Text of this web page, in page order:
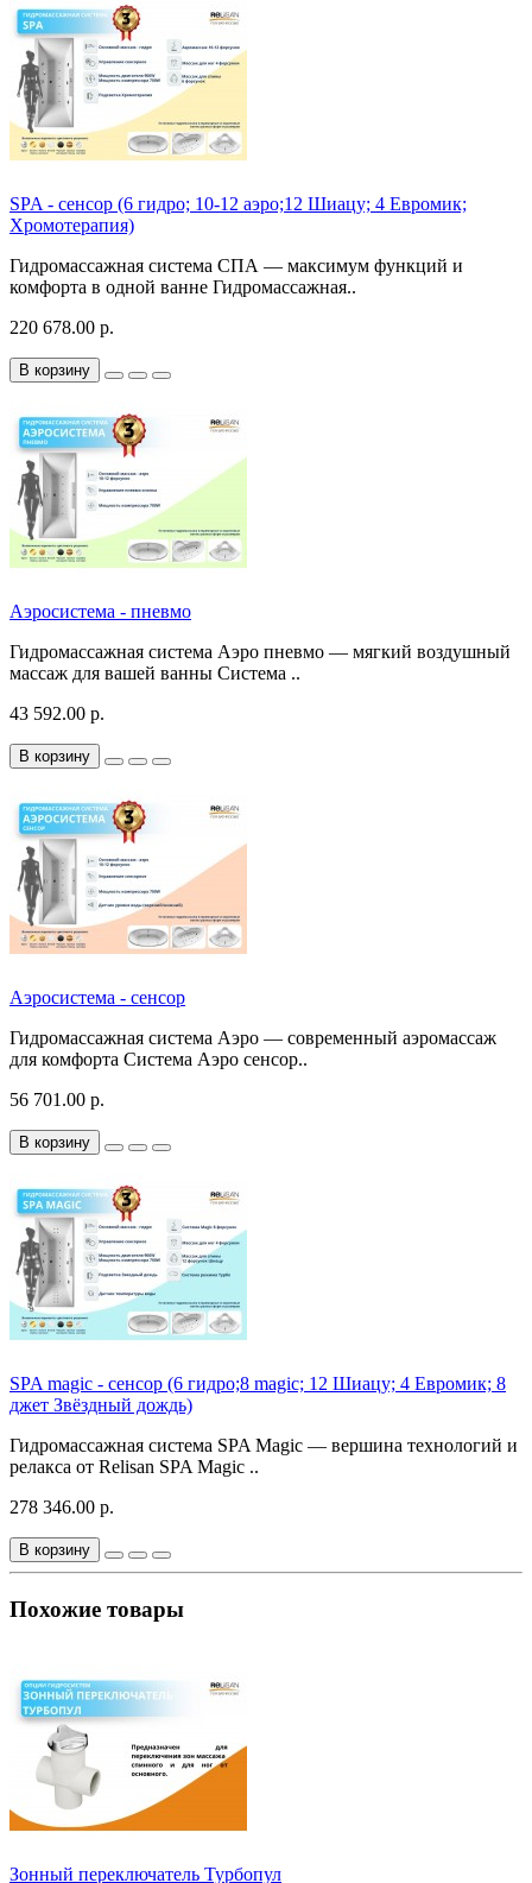
SPA - сенсор (6 гидро; 10-12 аэро;12 Шиацу; 4 Евромик;
Хромотерапия)
Гидромассажная система СПА — максимум функций и
комфорта в одной ванне Гидромассажная..
220 678.00 р.
В корзину
Аэросистема - пневмо
Гидромассажная система Аэро пневмо — мягкий воздушный
массаж для вашей ванны Система ..
43 592.00 р.
В корзину
Аэросистема - сенсор
Гидромассажная система Аэро — современный аэромассаж
для комфорта Система Аэро сенсор..
56 701.00 р.
В корзину
SPA magic - сенсор (6 гидро;8 magic; 12 Шиацу; 4 Евромик; 8
джет Звёздный дождь)
Гидромассажная система SPA Magic — вершина технологий и
релакса от Relisan SPA Magic ..
278 346.00 р.
В корзину
Похожие товары
Зонный переключатель Турбопул